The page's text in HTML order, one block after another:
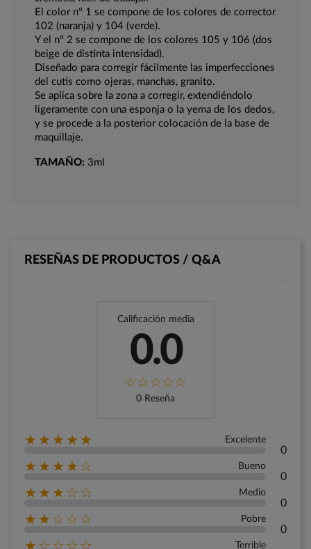
El color nº 1 se compone de los colores de corrector
102 (naranja) y 104 (verde).
Y el nº 2 se compone de los colores 105 y 106 (dos
beige de distinta intensidad).
Diseñado para corregir fácilmente las imperfecciones
del cutis como ojeras, manchas, granito.
Se aplica sobre la zona a corregir, extendiéndolo
ligeramente con una esponja o la yema de los dedos,
y se procede a la posterior colocación de la base de
maquillaje.
TAMAÑO: 3ml
RESEÑAS DE PRODUCTOS / Q&A
Calificación media
0.0
0 Reseña
★★★★★ Excelente
0
★★★★☆ Bueno
0
★★★☆☆ Medio
0
★★☆☆☆ Pobre
0
★☆☆☆☆ Terrible